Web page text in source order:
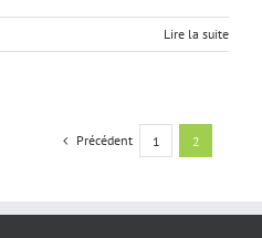
Lire la suite
Précédent 1 2